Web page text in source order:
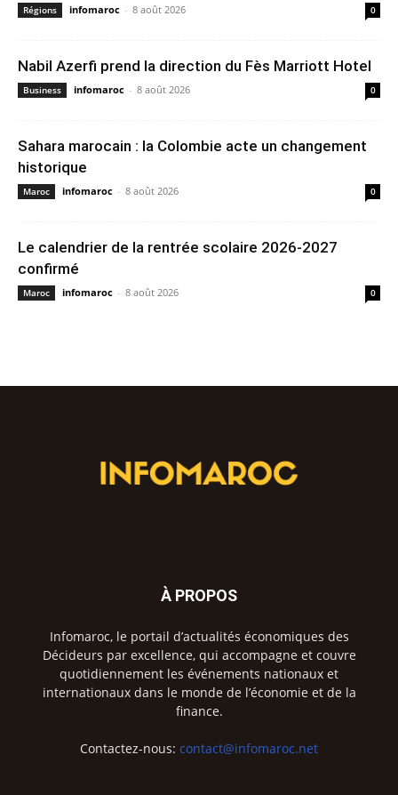
Régions infomaroc - 8 août 2026 0
Nabil Azerfi prend la direction du Fès Marriott Hotel
Business infomaroc - 8 août 2026 0
Sahara marocain : la Colombie acte un changement
historique
Maroc infomaroc - 8 août 2026 0
Le calendrier de la rentrée scolaire 2026-2027
confirmé
Maroc infomaroc - 8 août 2026 0
À PROPOS
Infomaroc, le portail d’actualités économiques des
Décideurs par excellence, qui accompagne et couvre
quotidiennement les événements nationaux et
internationaux dans le monde de l’économie et de la
finance.
Contactez-nous: contact@infomaroc.net